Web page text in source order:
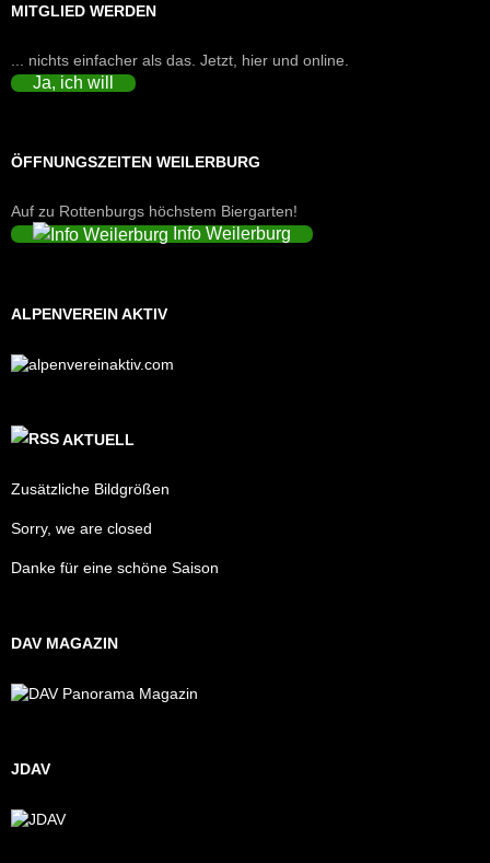
MITGLIED WERDEN
... nichts einfacher als das. Jetzt, hier und online.
Ja, ich will
ÖFFNUNGSZEITEN WEILERBURG
Auf zu Rottenburgs höchstem Biergarten!
Info Weilerburg
ALPENVEREIN AKTIV
AKTUELL
Zusätzliche Bildgrößen
Sorry, we are closed
Danke für eine schöne Saison
DAV MAGAZIN
JDAV